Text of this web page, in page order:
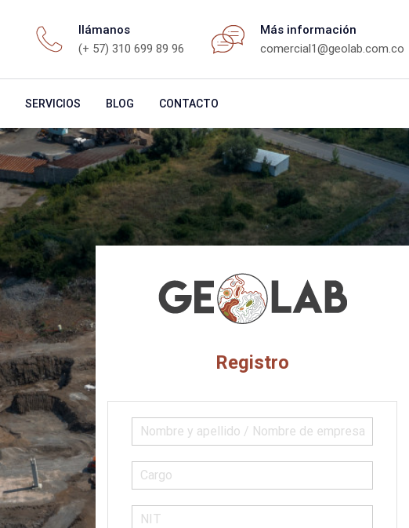
llámanos
(+ 57) 310 699 89 96
Más información
comercial1@geolab.com.co
SERVICIOS BLOG CONTACTO
Registro